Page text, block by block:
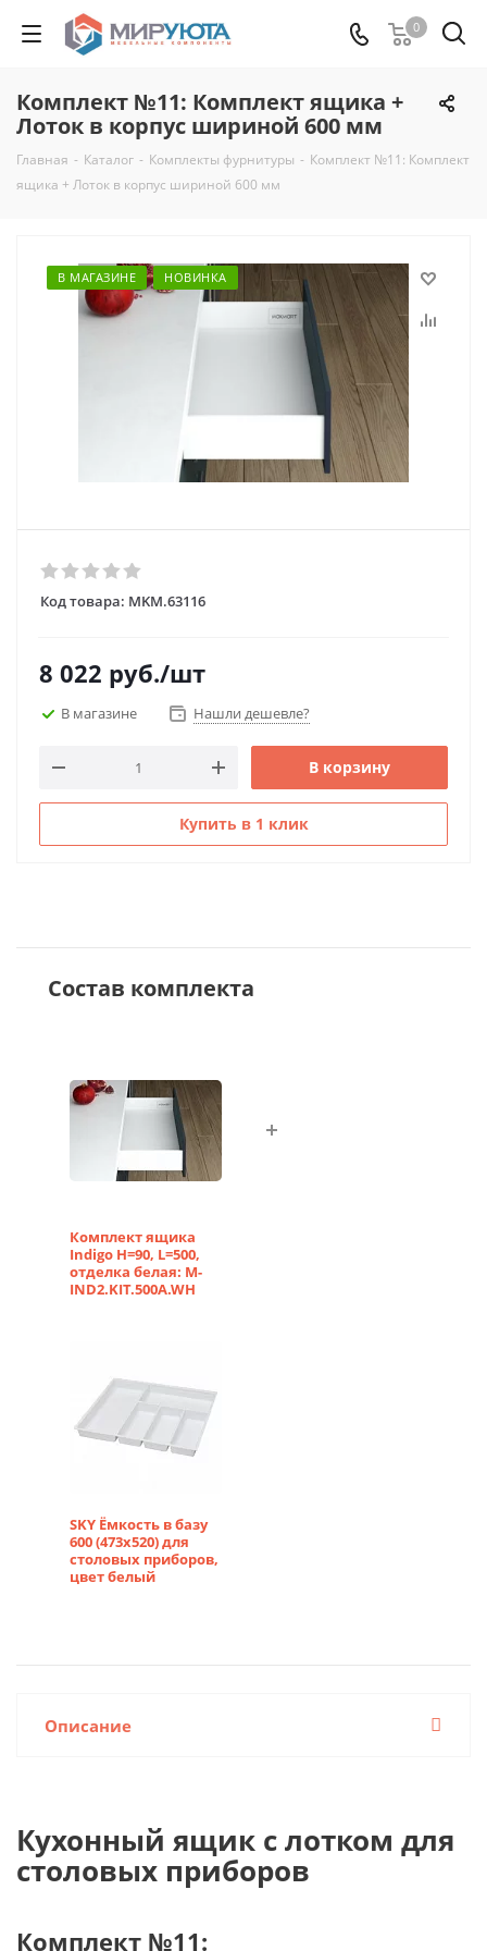
0
Комплект №11: Комплект ящика +
Лоток в корпус шириной 600 мм
Главная - Каталог - Комплекты фурнитуры - Комплект №11: Комплект
ящика + Лоток в корпус шириной 600 мм
В МАГАЗИНЕ НОВИНКА
Код товара: MKM.63116
8 022 руб./шт
В магазине Нашли дешевле?
В корзину
Купить в 1 клик
Состав комплекта
Комплект ящика
Indigo H=90, L=500,
отделка белая: M-
IND2.KIT.500A.WH
SKY Ёмкость в базу
600 (473х520) для
столовых приборов,
цвет белый
Описание
Кухонный ящик с лотком для
столовых приборов
Комплект №11: